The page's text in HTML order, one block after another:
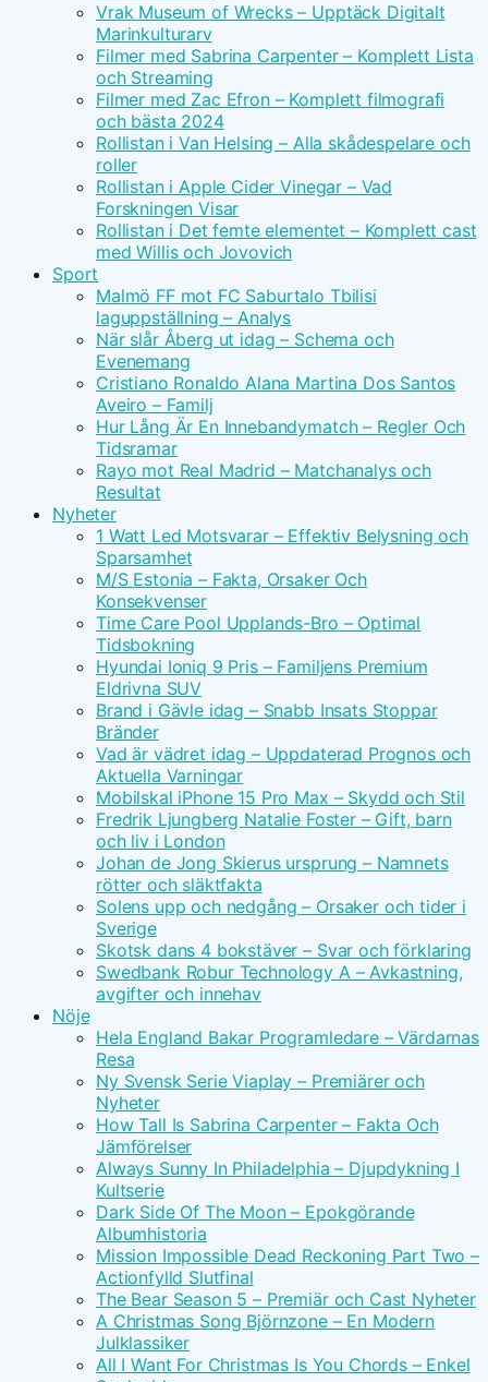
Vrak Museum of Wrecks – Upptäck Digitalt
Marinkulturarv
Filmer med Sabrina Carpenter – Komplett Lista
och Streaming
Filmer med Zac Efron – Komplett filmografi
och bästa 2024
Rollistan i Van Helsing – Alla skådespelare och
roller
Rollistan i Apple Cider Vinegar – Vad
Forskningen Visar
Rollistan i Det femte elementet – Komplett cast
med Willis och Jovovich
Sport
Malmö FF mot FC Saburtalo Tbilisi
laguppställning – Analys
När slår Åberg ut idag – Schema och
Evenemang
Cristiano Ronaldo Alana Martina Dos Santos
Aveiro – Familj
Hur Lång Är En Innebandymatch – Regler Och
Tidsramar
Rayo mot Real Madrid – Matchanalys och
Resultat
Nyheter
1 Watt Led Motsvarar – Effektiv Belysning och
Sparsamhet
M/S Estonia – Fakta, Orsaker Och
Konsekvenser
Time Care Pool Upplands-Bro – Optimal
Tidsbokning
Hyundai Ioniq 9 Pris – Familjens Premium
Eldrivna SUV
Brand i Gävle idag – Snabb Insats Stoppar
Bränder
Vad är vädret idag – Uppdaterad Prognos och
Aktuella Varningar
Mobilskal iPhone 15 Pro Max – Skydd och Stil
Fredrik Ljungberg Natalie Foster – Gift, barn
och liv i London
Johan de Jong Skierus ursprung – Namnets
rötter och släktfakta
Solens upp och nedgång – Orsaker och tider i
Sverige
Skotsk dans 4 bokstäver – Svar och förklaring
Swedbank Robur Technology A – Avkastning,
avgifter och innehav
Nöje
Hela England Bakar Programledare – Värdarnas
Resa
Ny Svensk Serie Viaplay – Premiärer och
Nyheter
How Tall Is Sabrina Carpenter – Fakta Och
Jämförelser
Always Sunny In Philadelphia – Djupdykning I
Kultserie
Dark Side Of The Moon – Epokgörande
Albumhistoria
Mission Impossible Dead Reckoning Part Two –
Actionfylld Slutfinal
The Bear Season 5 – Premiär och Cast Nyheter
A Christmas Song Björnzone – En Modern
Julklassiker
All I Want For Christmas Is You Chords – Enkel